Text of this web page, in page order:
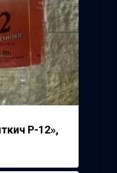
Р-12»,